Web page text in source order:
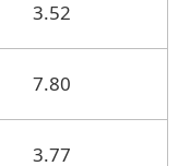
3.52
7.80
3.77